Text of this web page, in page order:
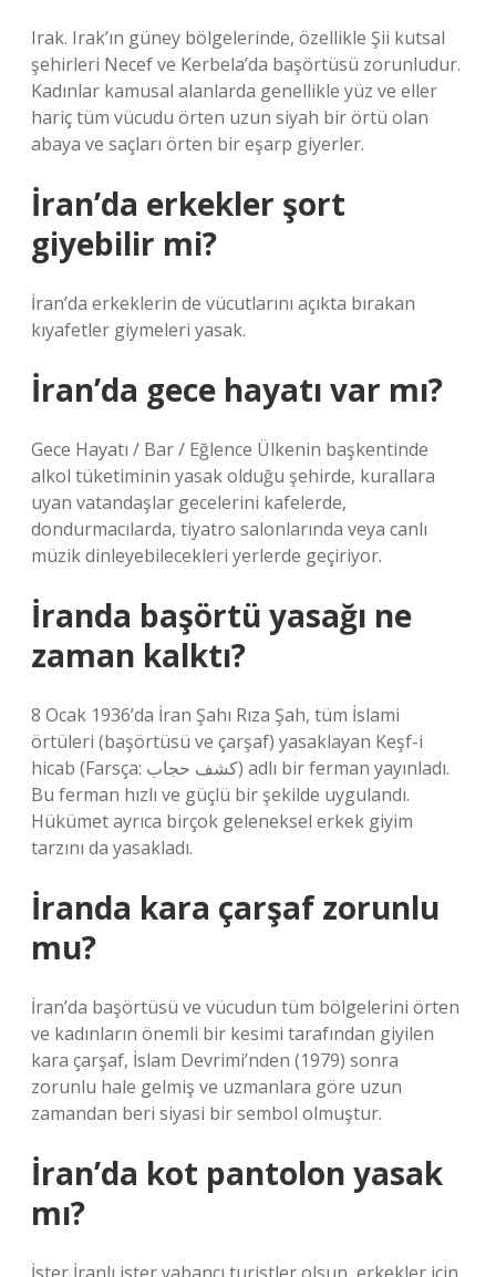
Irak. Irak’ın güney bölgelerinde, özellikle Şii kutsal
şehirleri Necef ve Kerbela’da başörtüsü zorunludur.
Kadınlar kamusal alanlarda genellikle yüz ve eller
hariç tüm vücudu örten uzun siyah bir örtü olan
abaya ve saçları örten bir eşarp giyerler.
İran’da erkekler şort
giyebilir mi?
İran’da erkeklerin de vücutlarını açıkta bırakan
kıyafetler giymeleri yasak.
İran’da gece hayatı var mı?
Gece Hayatı / Bar / Eğlence Ülkenin başkentinde
alkol tüketiminin yasak olduğu şehirde, kurallara
uyan vatandaşlar gecelerini kafelerde,
dondurmacılarda, tiyatro salonlarında veya canlı
müzik dinleyebilecekleri yerlerde geçiriyor.
İranda başörtü yasağı ne
zaman kalktı?
8 Ocak 1936’da İran Şahı Rıza Şah, tüm İslami
örtüleri (başörtüsü ve çarşaf) yasaklayan Keşf-i
hicab (Farsça: کشف حجاب) adlı bir ferman yayınladı.
Bu ferman hızlı ve güçlü bir şekilde uygulandı.
Hükümet ayrıca birçok geleneksel erkek giyim
tarzını da yasakladı.
İranda kara çarşaf zorunlu
mu?
İran’da başörtüsü ve vücudun tüm bölgelerini örten
ve kadınların önemli bir kesimi tarafından giyilen
kara çarşaf, İslam Devrimi’nden (1979) sonra
zorunlu hale gelmiş ve uzmanlara göre uzun
zamandan beri siyasi bir sembol olmuştur.
İran’da kot pantolon yasak
mı?